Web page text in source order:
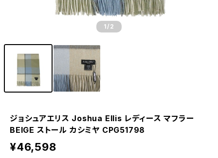
1 /2
ジョシュアエリス Joshua Ellis レディース マフラー
BEIGE ストール カシミヤ CPG51798
¥46,598